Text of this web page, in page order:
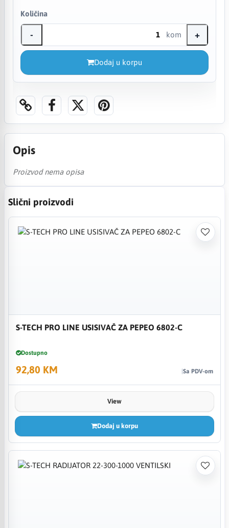
Količina
- kom +
Dodaj u korpu
Opis
Proizvod nema opisa
Slični proizvodi
S-TECH PRO LINE USISIVAČ ZA PEPEO 6802-C
Dostupno
92,80 KM Sa PDV-om
View
Dodaj u korpu